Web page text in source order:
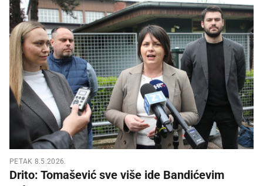
PETAK 8.5.2026.
Drito: Tomašević sve više ide Bandićevim